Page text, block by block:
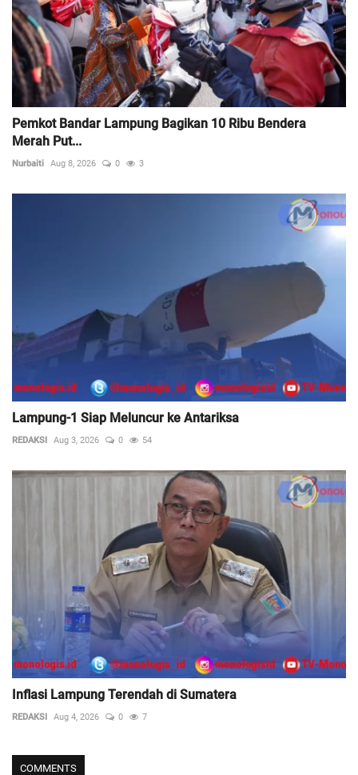
Pemkot Bandar Lampung Bagikan 10 Ribu Bendera
Merah Put...
Nurbaiti Aug 8, 2026 0 3
Lampung-1 Siap Meluncur ke Antariksa
REDAKSI Aug 3, 2026 0 54
Inflasi Lampung Terendah di Sumatera
REDAKSI Aug 4, 2026 0 7
COMMENTS